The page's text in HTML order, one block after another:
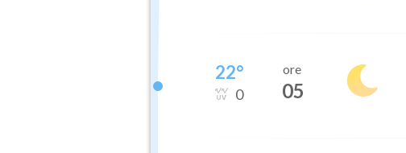
22°
0
ore
05